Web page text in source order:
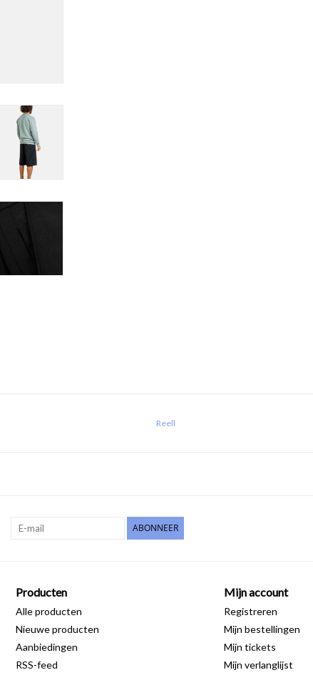
Reell
ABONNEER
Producten
Alle producten
Nieuwe producten
Aanbiedingen
RSS-feed
Mijn account
Registreren
Mijn bestellingen
Mijn tickets
Mijn verlanglijst